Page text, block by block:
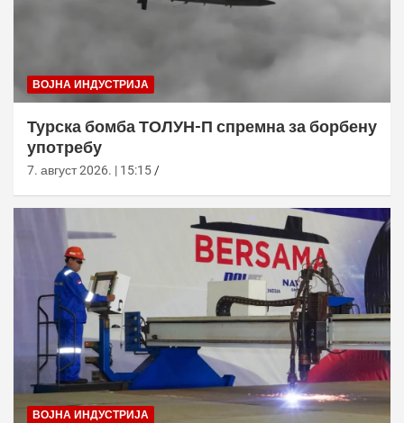
ВОЈНА ИНДУСТРИЈА
Турска бомба ТОЛУН-П спремна за борбену
употребу
7. август 2026. | 15:15
ВОЈНА ИНДУСТРИЈА